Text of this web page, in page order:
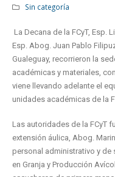
Sin categoría
La Decana de la FCyT, Esp.
Esp. Abog. Juan Pablo
Gualeguay, recorrieron la
académicas y materiales,
viene llevando adelante el
unidades académicas de la
Las autoridades de la FCyT
extensión áulica, Abog.
personal administrativo y de
en Granja y Producción